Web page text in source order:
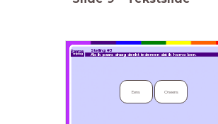
Stelling #3
Paarse
vrijdag Als ik paars draag denkt iedereen dat ik homo ben.
Eens Oneens